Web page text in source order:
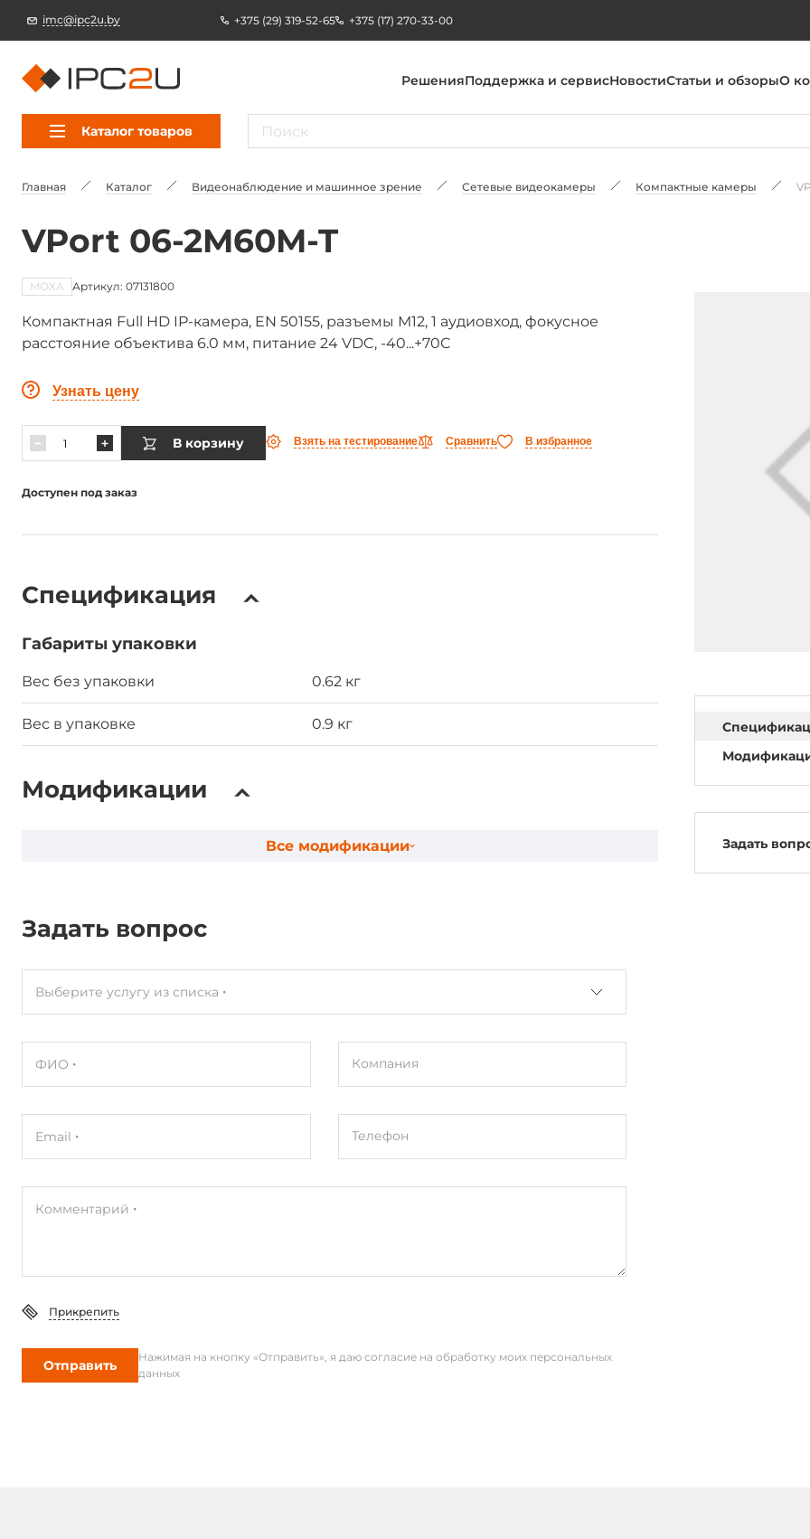
imc@ipc2u.by +375 (29) 319-52-65 +375 (17) 270-33-00
РешенияПоддержка и сервисНовостиСтатьи и обзорыО
Каталог товаров
Главная Каталог Видеонаблюдение и машинное зрение Сетевые видеокамеры Компактные камеры
VPort 06-2M60M-T
MOXA Артикул: 07131800
Компактная Full HD IP-камера, EN 50155, разъемы М12, 1 аудиовход, фокусное
расстояние объектива 6.0 мм, питание 24 VDC, -40...+70С
Узнать цену
В корзину Взять на тестирование Сравнить В избранное
Доступен под заказ
Спецификация
Габариты упаковки
Вес без упаковки 0.62 кг
Вес в упаковке 0.9 кг
Модификации
Все модификации
Задать вопрос
Выберите услугу из списка
ФИО Компания
Email Телефон
Комментарий
Прикрепить
Отправить
Нажимая на кнопку «Отправить», я даю согласие на обработку моих персональных
данных
Задать